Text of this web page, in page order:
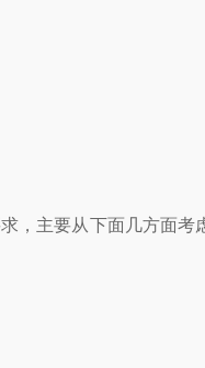
主要从下面几方面考